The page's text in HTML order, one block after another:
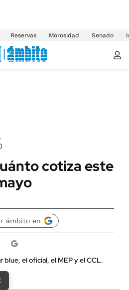
Reservas Morosidad Senado
cotiza este
ámbito en
blue, el oficial, el MEP y el CCL.